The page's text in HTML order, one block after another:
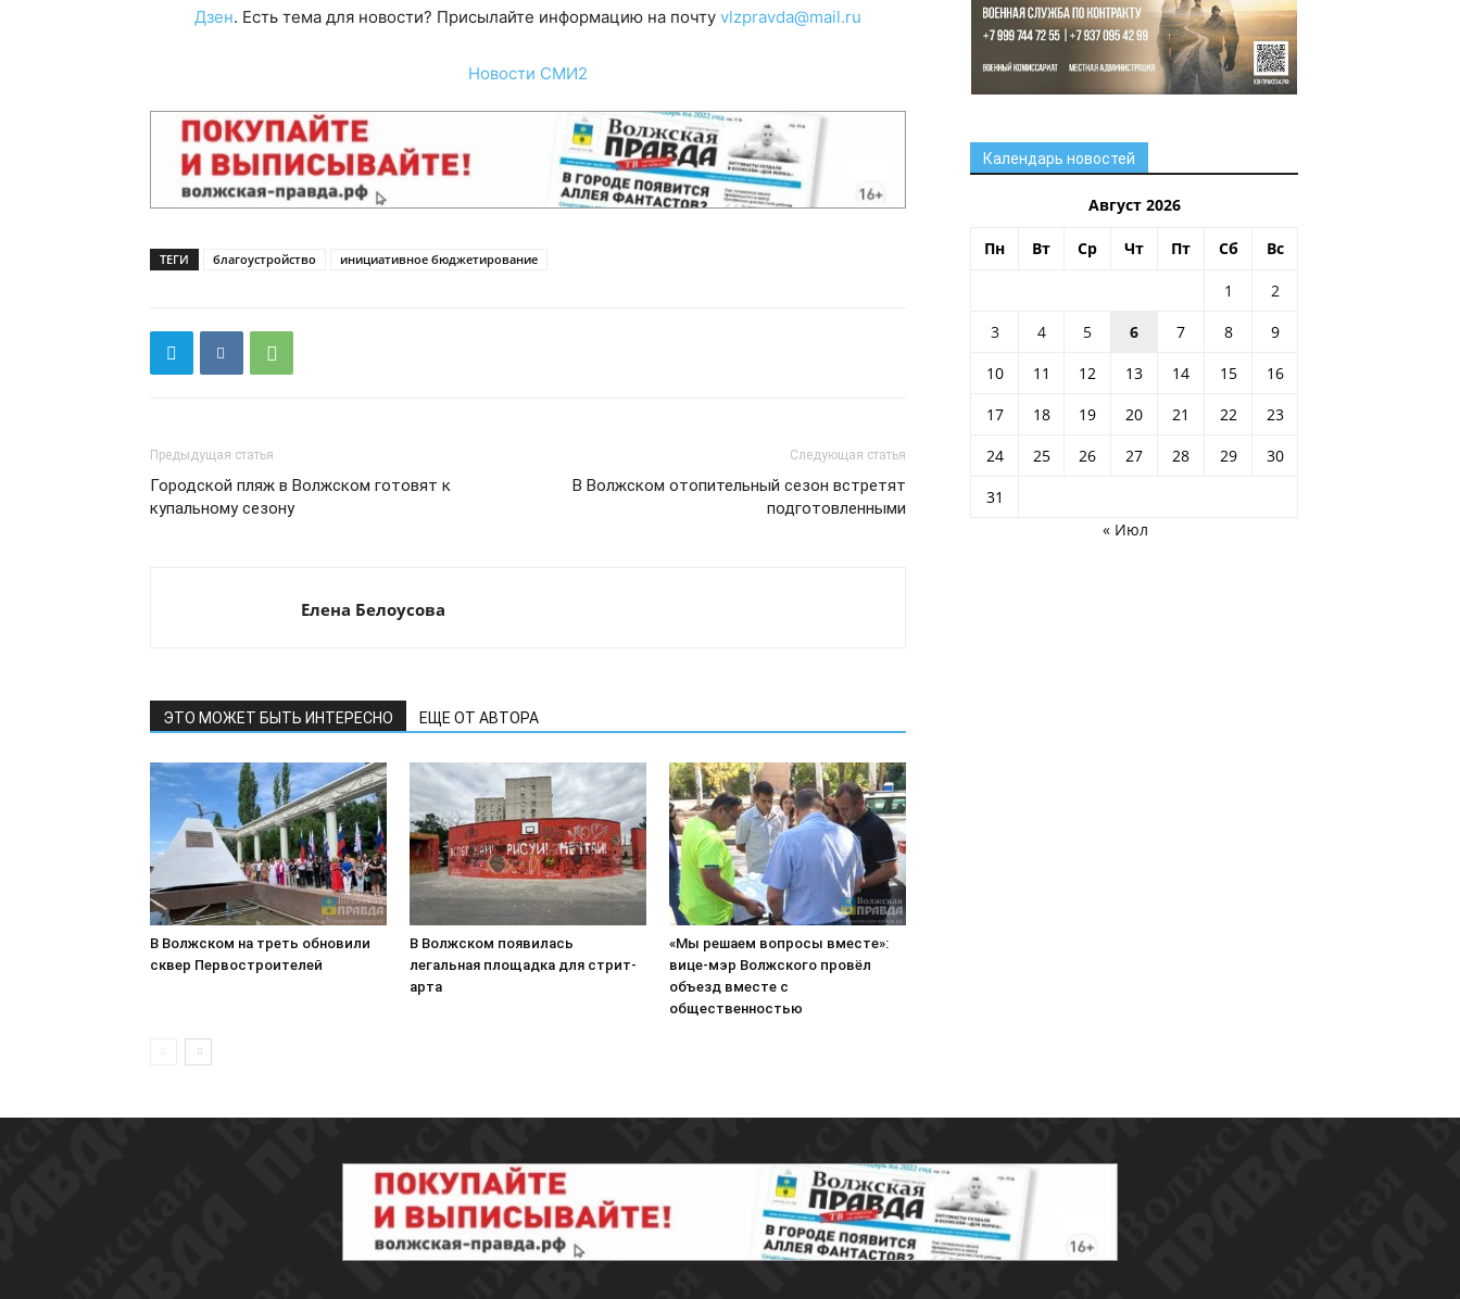
Дзен. Есть тема для новости? Присылайте информацию на почту vlzpravda@mail.ru
Новости СМИ2
ТЕГИ благоустройство инициативное бюджетирование
Предыдущая статья
Городской пляж в Волжском готовят к
купальному сезону
Следующая статья
В Волжском отопительный сезон встретят
подготовленными
Елена Белоусова
ЭТО МОЖЕТ БЫТЬ ИНТЕРЕСНО ЕЩЕ ОТ АВТОРА
В Волжском на треть обновили
сквер Первостроителей
В Волжском появилась
легальная площадка для стрит-
арта
«Мы решаем вопросы вместе»:
вице-мэр Волжского провёл
объезд вместе с
общественностью
Календарь новостей
Август 2026
Пн Вт Ср Чт Пт Сб Вс
1
2
3
4 5 6 7 8
9
10
11 12 13 14 15
16
17
18 19 20 21 22
23
24
25 26 27 28 29
30
31
« Июл